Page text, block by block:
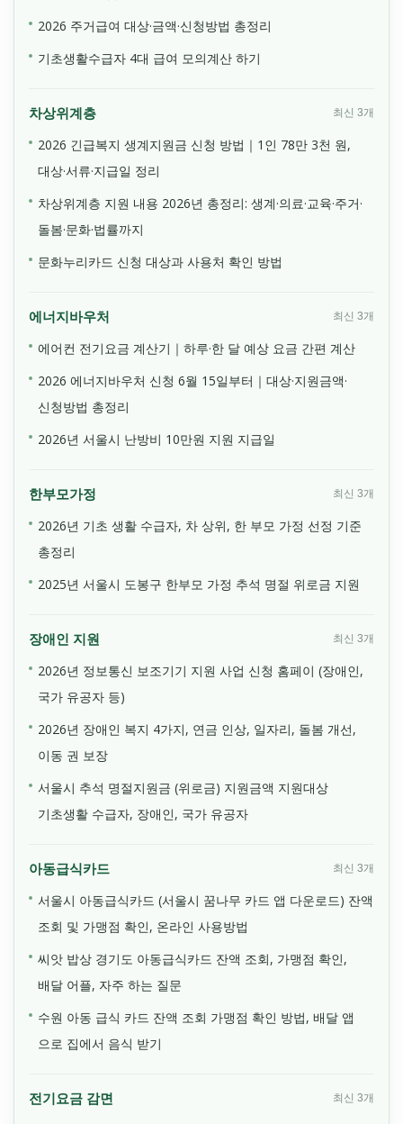
2026 주거급여 대상·금액·신청방법 총정리
기초생활수급자 4대 급여 모의계산 하기
차상위계층 최신 3개
2026 긴급복지 생계지원금 신청 방법｜1인 78만 3천 원,
대상·서류·지급일 정리
차상위계층 지원 내용 2026년 총정리: 생계·의료·교육·주거·
돌봄·문화·법률까지
문화누리카드 신청 대상과 사용처 확인 방법
에너지바우처 최신 3개
에어컨 전기요금 계산기｜하루·한 달 예상 요금 간편 계산
2026 에너지바우처 신청 6월 15일부터｜대상·지원금액·
신청방법 총정리
2026년 서울시 난방비 10만원 지원 지급일
한부모가정 최신 3개
2026년 기초 생활 수급자, 차 상위, 한 부모 가정 선정 기준
총정리
2025년 서울시 도봉구 한부모 가정 추석 명절 위로금 지원
장애인 지원 최신 3개
2026년 정보통신 보조기기 지원 사업 신청 홈페이 (장애인,
국가 유공자 등)
2026년 장애인 복지 4가지, 연금 인상, 일자리, 돌봄 개선,
이동 권 보장
서울시 추석 명절지원금 (위로금) 지원금액 지원대상
기초생활 수급자, 장애인, 국가 유공자
아동급식카드 최신 3개
서울시 아동급식카드 (서울시 꿈나무 카드 앱 다운로드) 잔액
조회 및 가맹점 확인, 온라인 사용방법
씨앗 밥상 경기도 아동급식카드 잔액 조회, 가맹점 확인,
배달 어플, 자주 하는 질문
수원 아동 급식 카드 잔액 조회 가맹점 확인 방법, 배달 앱
으로 집에서 음식 받기
전기요금 감면 최신 3개